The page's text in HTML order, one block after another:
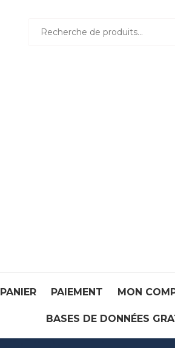
pour :
PANIER PAIEMENT MON
BASES DE DONNÉES